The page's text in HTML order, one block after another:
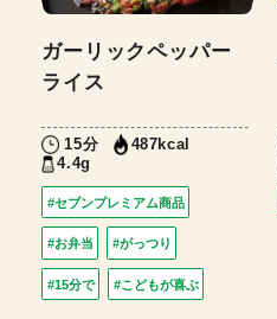
ガーリックペッパー
ライス
15分
487kcal
4.4g
#セブンプレミアム商品
#お弁当 #がっつり
#15分で #こどもが喜ぶ